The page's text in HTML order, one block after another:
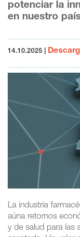
potenciar la
en nuestro
14.10.2025
La industria
aúna retornos
y de salud para las